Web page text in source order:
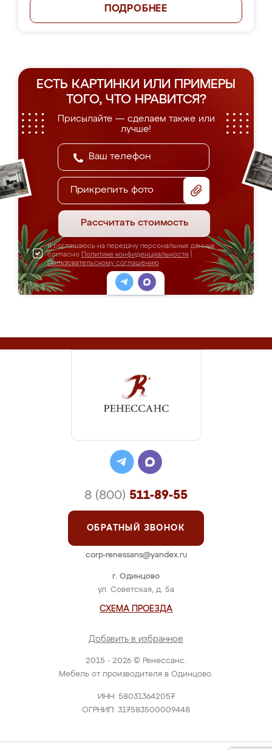
ПОДРОБНЕЕ
ЕСТЬ КАРТИНКИ ИЛИ ПРИМЕРЫ
ТОГО, ЧТО НРАВИТСЯ?
Присылайте — сделаем также или
лучше!
Прикрепить фото
Рассчитать стоимость
Я соглашаюсь на передачу персональных данных
согласно Политике конфиденциальности
Пользовательскому соглашению
2015 - 2026 © Ренессанс.
Мебель от производителя в Одинцово.
ИНН: 580313642057
ОГРНИП: 317583500009448
г. Одинцово
ул. Советская, д. 5а
СХЕМА ПРОЕЗДА
Добавить в избранное
8 (800) 511-89-55
ОБРАТНЫЙ ЗВОНОК
corp-renessans@yandex.ru